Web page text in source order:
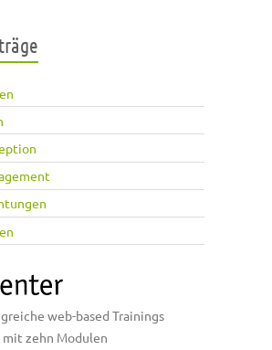
web-based Trainings
mit zehn Modulen